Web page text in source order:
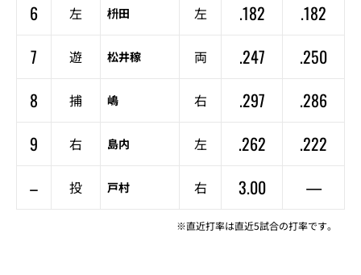
6
左 枡田 左 .182
.182
7
遊 松井稼 両 .247
.250
8
捕 嶋 右 .297
.286
9
右 島内 左 .262
.222
–
投 戸村 右 3.00 —
※直近打率は直近5試合の打率です。